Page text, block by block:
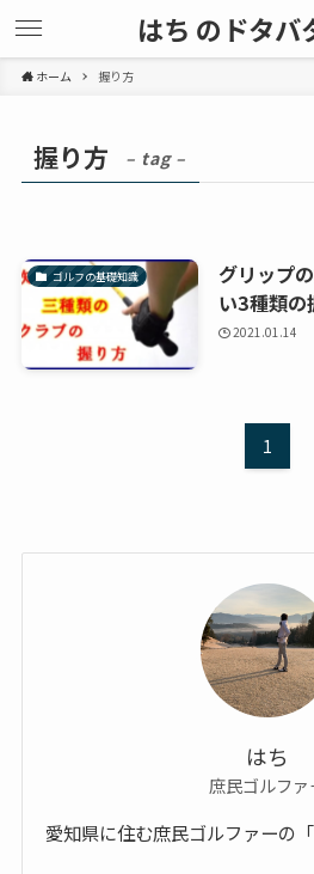
はち のドタバ
ホーム 握り方
握り方 – tag –
ゴルフの基礎知識
グリップ
い3種類の
2021.01.14
1
はち
庶民ゴルファ
愛知県に住む庶民ゴルファーの